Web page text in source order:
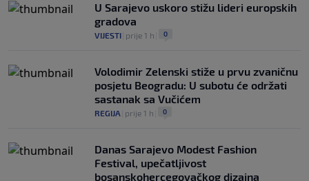
U Sarajevo uskoro stižu lideri europskih
gradova
VIJESTI prije 1 h 0
Volodimir Zelenski stiže u prvu zvaničnu
posjetu Beogradu: U subotu će održati
sastanak sa Vučićem
REGIJA prije 1 h 0
Danas Sarajevo Modest Fashion
Festival, upečatljivost
bosanskohercegovačkog dizajna